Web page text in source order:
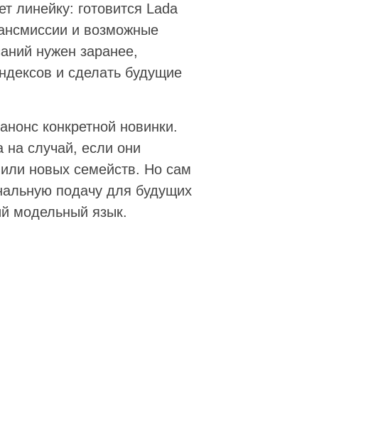
линейку: готовится Lada
и возможные
нужен заранее,
и сделать будущие
конкретной новинки.
на случай, если они
новых семейств. Но сам
подачу для будущих
модельный язык.